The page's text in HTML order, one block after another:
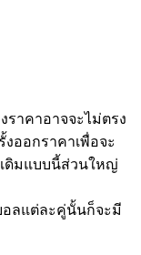
าคาอาจจะไม่ตรง
ออกราคาเพื่อจะ
ดิมแบบนี้ส่วนใหญ่
อลแต่ละคู่นั้นก็จะมี